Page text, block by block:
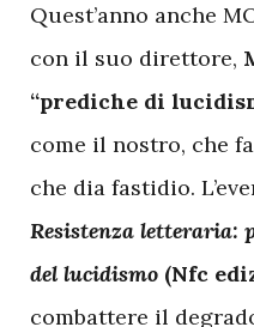
Quest’anno anche
con il suo direttore,
“prediche di
come il nostro, che
che dia fastidio.
Resistenza letteraria:
del lucidismo (Nfc
combattere il